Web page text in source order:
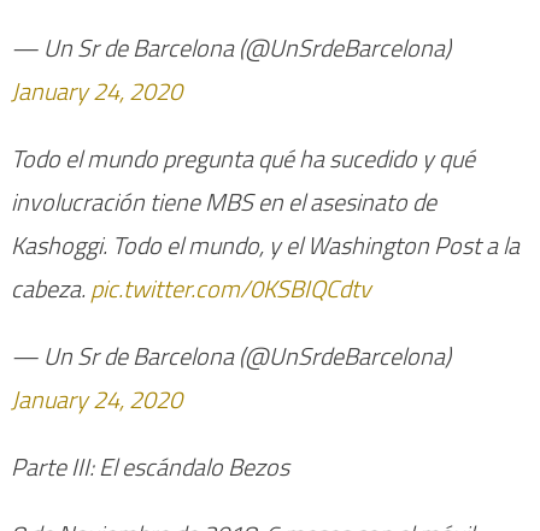
— Un Sr de Barcelona (@UnSrdeBarcelona)
January 24, 2020
Todo el mundo pregunta qué ha sucedido y qué
involucración tiene MBS en el asesinato de
Kashoggi. Todo el mundo, y el Washington Post a la
cabeza.pic.twitter.com/0KSBIQCdtv
— Un Sr de Barcelona (@UnSrdeBarcelona)
January 24, 2020
Parte III: El escándalo Bezos